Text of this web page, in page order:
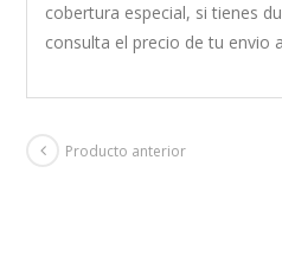
cobertura especial, si tienes
consulta el precio de tu envio
Producto anterior